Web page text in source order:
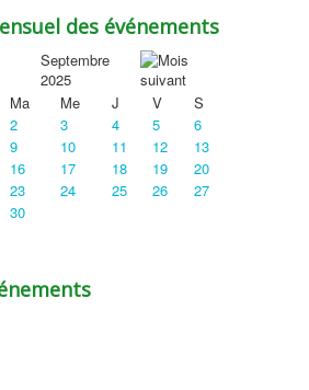
des événements
Septembre
2025
Ma Me J V
S
2 3 4 5
6
9 10 11 12
13
16 17 18 19
20
23 24 25 26
27
30